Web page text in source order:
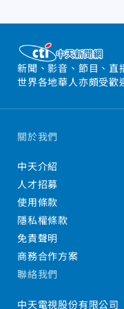
新聞、影音、節目、直
世界各地華人亦頗受歡
關於我們
中天介紹
人才招募
使用條款
隱私權條款
免責聲明
商務合作方案
聯絡我們
中天電視股份有限公司